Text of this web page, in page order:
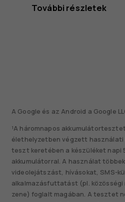
További részletek
A Google és az Android a Google
¹A háromnapos
élethelyzetben végzett
teszt keretében a készüléket napi
akkumulátorral. A használat
videolejátszást, hívásokat, SMS-
alkalmazásfuttatást (pl. közösségi
zene) foglalt magában. A tesztet